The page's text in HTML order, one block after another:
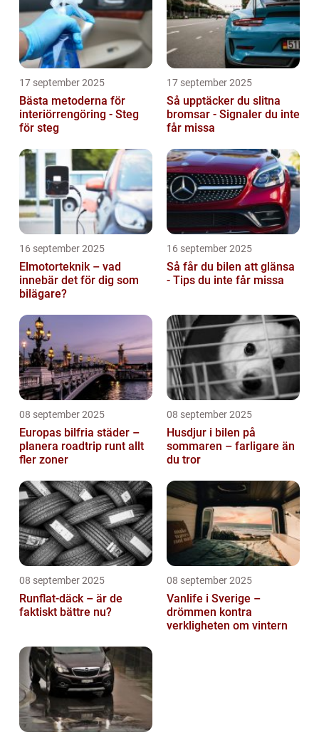
17 september 2025
Bästa metoderna för
interiörrengöring - Steg
för steg
17 september 2025
Så upptäcker du slitna
bromsar - Signaler du inte
får missa
16 september 2025
Elmotorteknik – vad
innebär det för dig som
bilägare?
16 september 2025
Så får du bilen att glänsa
- Tips du inte får missa
08 september 2025
Europas bilfria städer –
planera roadtrip runt allt
fler zoner
08 september 2025
Husdjur i bilen på
sommaren – farligare än
du tror
08 september 2025
Runflat-däck – är de
faktiskt bättre nu?
08 september 2025
Vanlife i Sverige –
drömmen kontra
verkligheten om vintern